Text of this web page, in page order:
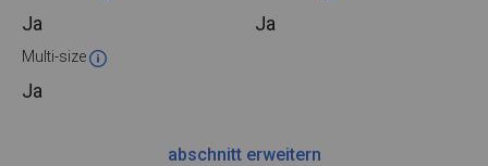
Ja Ja
Multi-size
Ja
abschnitt erweitern